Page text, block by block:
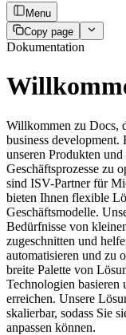
Menu
Copy page
Dokumentation
Willkommen zu Docs,
business
unseren Produkten
Geschäftsprozesse zu
sind ISV-Partner für
bieten Ihnen flexible
Geschäftsmodelle.
Bedürfnisse von
zugeschnitten und
automatisieren und zu
breite Palette von
Technologien basieren
erreichen. Unsere
skalierbar, sodass Sie
anpassen können.